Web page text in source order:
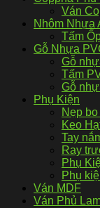
Ván
Nhôm Nhựa
Tấm
Gỗ Nhựa
Gỗ
Tấm
Gỗ
Phụ Kiện
Nẹp
Keo
Tay
Ray
Phụ
Phụ
Ván MDF
Ván Phủ